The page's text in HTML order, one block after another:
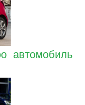
автомобиль